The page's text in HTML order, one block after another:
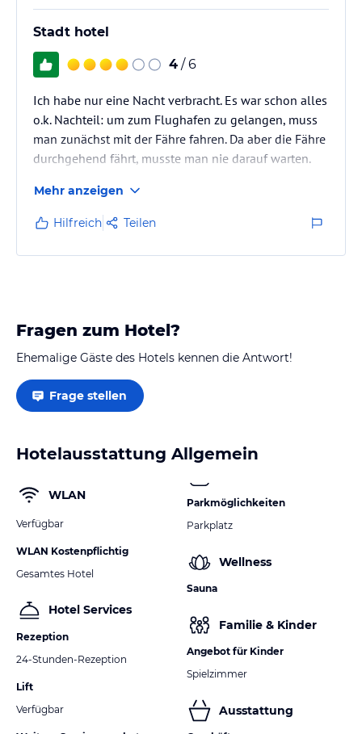
Stadt hotel
4 / 6
Ich habe nur eine Nacht verbracht. Es war schon alles
o.k. Nachteil: um zum Flughafen zu gelangen, muss
man zunächst mit der Fähre fahren. Da aber die Fähre
durchgehend fährt, musste man nie darauf warten.
Mehr anzeigen
Hilfreich Teilen
Fragen zum Hotel?
Ehemalige Gäste des Hotels kennen die Antwort!
Frage stellen
Hotelausstattung Allgemein
WLAN
Verfügbar
WLAN Kostenpflichtig
Gesamtes Hotel
Hotel Services
Rezeption
24-Stunden-Rezeption
Lift
Verfügbar
Parkmöglichkeiten
Parkplatz
Wellness
Sauna
Familie & Kinder
Angebot für Kinder
Spielzimmer
Ausstattung